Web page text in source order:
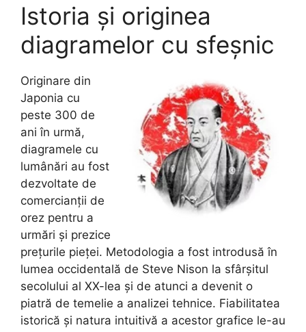
Istoria și originea
diagramelor cu sfeșnic
Originare din
Japonia cu
peste 300 de
ani în urmă,
diagramele cu
lumânări au fost
dezvoltate de
comercianții de
orez pentru a
urmări și prezice
prețurile pieței. Metodologia a fost introdusă în
lumea occidentală de Steve Nison la sfârșitul
secolului al XX-lea și de atunci a devenit o
piatră de temelie a analizei tehnice. Fiabilitatea
istorică și natura intuitivă a acestor grafice le-au